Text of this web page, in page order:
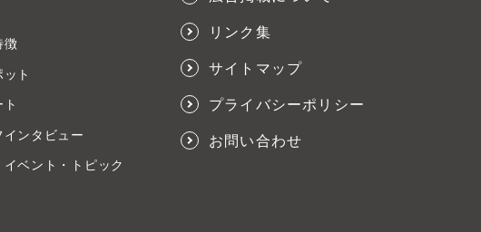
徴
ト
ンタビュー
ベント・トピック
リンク集
サイトマップ
プライバシーポリシー
お問い合わせ